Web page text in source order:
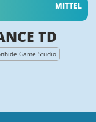
MITTEL
TD
Game Studio